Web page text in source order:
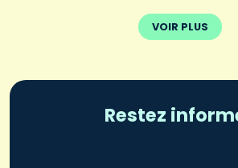
VOIR PLUS
Restez